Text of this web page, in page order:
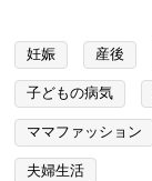
妊娠 産後
子どもの病気
ママファッション
夫婦生活